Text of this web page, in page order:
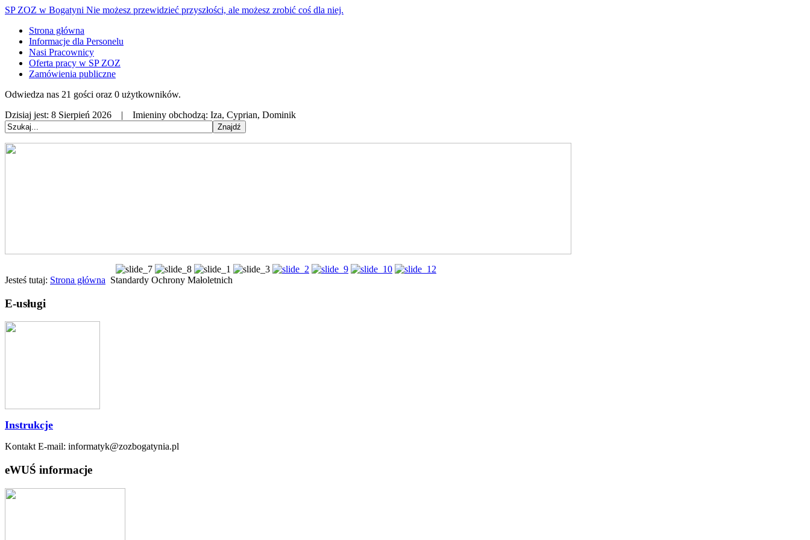
SP ZOZ w Bogatyni Nie możesz przewidzieć przyszłości, ale możesz zrobić coś dla niej.
Strona główna
Informacje dla Personelu
Nasi Pracownicy
Oferta pracy w SP ZOZ
Zamówienia publiczne
Odwiedza nas 21 gości oraz 0 użytkowników.
Dzisiaj jest: 8 Sierpień 2026 | Imieniny obchodzą: Iza, Cyprian, Dominik
Jesteś tutaj: Strona główna Standardy Ochrony Małoletnich
E-usługi
Instrukcje
Kontakt E-mail: informatyk@zozbogatynia.pl
eWUŚ informacje